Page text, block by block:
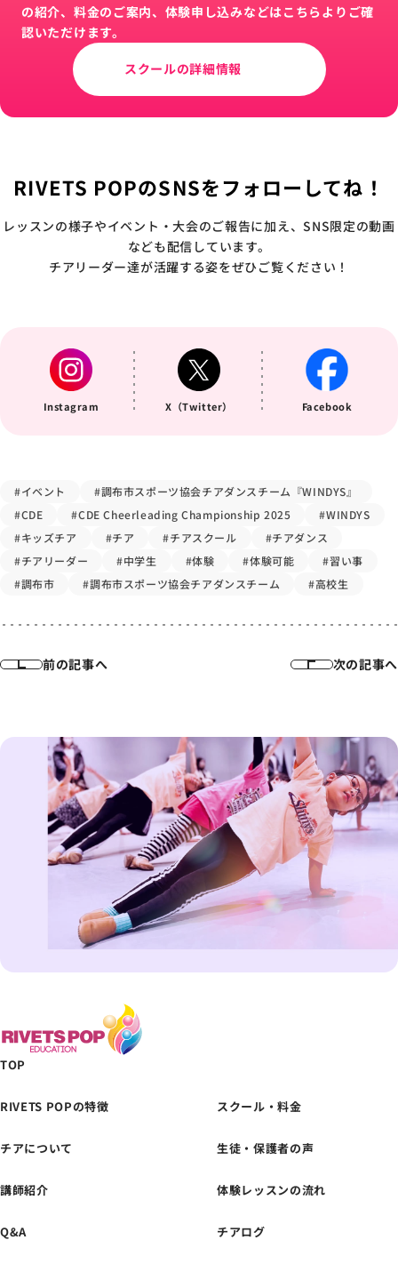
の紹介、料金のご案内、体験申し込みなどはこちらよりご確
認いただけます。
スクールの詳細情報
RIVETS POPのSNSをフォローしてね！
レッスンの様子やイベント・大会のご報告に加え、SNS限定の動画
なども配信しています。
チアリーダー達が活躍する姿をぜひご覧ください！
Instagram X（Twitter） Facebook
#イベント
#調布市スポーツ協会チアダンスチーム『WINDYS』
#CDE
#CDE Cheerleading Championship 2025
#WINDYS
#キッズチア
#チア #チアスクール
#チアダンス
#チアリーダー
#中学生 #体験 #体験可能
#習い事
#調布市
#調布市スポーツ協会チアダンスチーム #高校生
前の記事へ 次の記事へ
体験レッスンの
お申し込みはこちら
TOP
RIVETS POPの特徴 スクール・料金
チアについて 生徒・保護者の声
講師紹介 体験レッスンの流れ
Q&A チアログ